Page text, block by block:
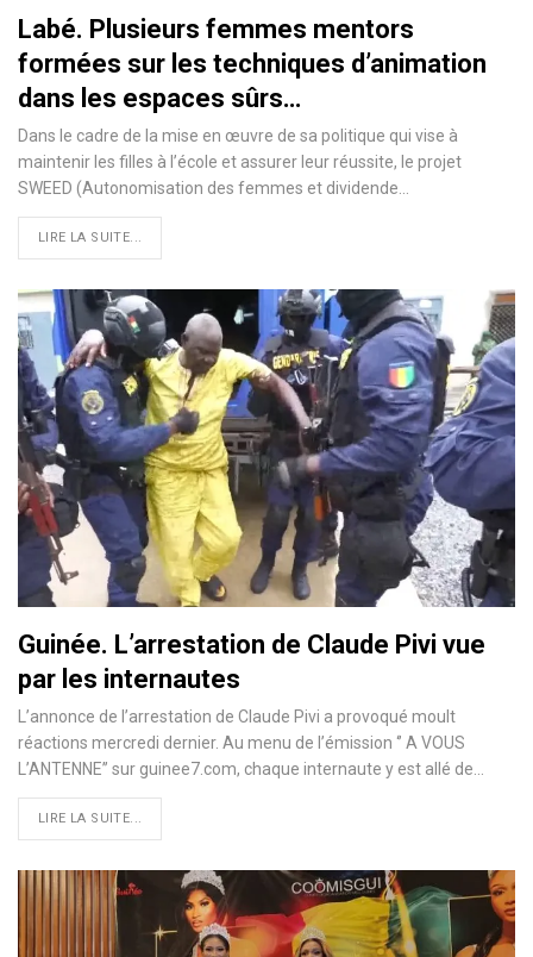
Labé. Plusieurs femmes mentors
formées sur les techniques d’animation
dans les espaces sûrs…
Dans le cadre de la mise en œuvre de sa politique qui vise à
maintenir les filles à l’école et assurer leur réussite, le projet
SWEED (Autonomisation des femmes et dividende…
LIRE LA SUITE...
Guinée. L’arrestation de Claude Pivi vue
par les internautes
L’annonce de l’arrestation de Claude Pivi a provoqué moult
réactions mercredi dernier. Au menu de l’émission ‘’ A VOUS
L’ANTENNE’’ sur guinee7.com, chaque internaute y est allé de…
LIRE LA SUITE...